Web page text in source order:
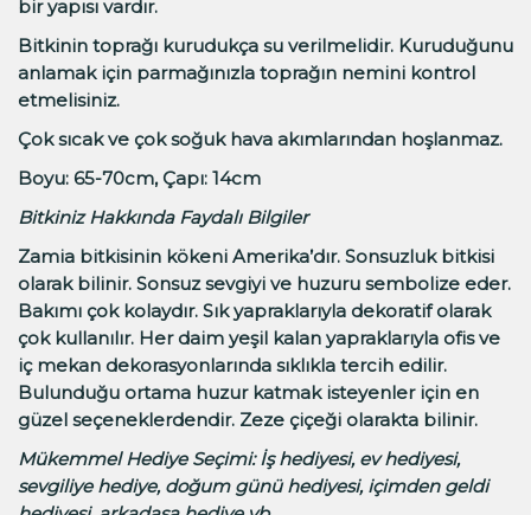
bir yapısı vardır.
Bitkinin toprağı kurudukça su verilmelidir. Kuruduğunu
anlamak için parmağınızla toprağın nemini kontrol
etmelisiniz.
Çok sıcak ve çok soğuk hava akımlarından hoşlanmaz.
Boyu: 65-70cm, Çapı: 14cm
Bitkiniz Hakkında Faydalı Bilgiler
Zamia bitkisinin kökeni Amerika’dır. Sonsuzluk bitkisi
olarak bilinir. Sonsuz sevgiyi ve huzuru sembolize eder.
Bakımı çok kolaydır. Sık yapraklarıyla dekoratif olarak
çok kullanılır. Her daim yeşil kalan yapraklarıyla ofis ve
iç mekan dekorasyonlarında sıklıkla tercih edilir.
Bulunduğu ortama huzur katmak isteyenler için en
güzel seçeneklerdendir. Zeze çiçeği olarakta bilinir.
Mükemmel Hediye Seçimi:İş hediyesi, ev hediyesi,
sevgiliye hediye, doğum günü hediyesi, içimden geldi